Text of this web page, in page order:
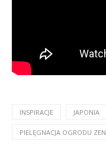
INSPIRACJE JAPONIA
PIELĘGNACJA OGRODU ZEN